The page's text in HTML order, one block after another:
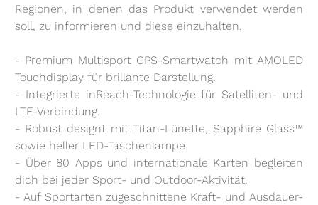
Regionen, in denen das Produkt verwendet werden
soll, zu informieren und diese einzuhalten.
- Premium Multisport GPS-Smartwatch mit AMOLED
Touchdisplay für brillante Darstellung.
- Integrierte inReach-Technologie für Satelliten- und
LTE-Verbindung.
- Robust designt mit Titan-Lünette, Sapphire Glass™
sowie heller LED-Taschenlampe.
- Über 80 Apps und internationale Karten begleiten
dich bei jeder Sport- und Outdoor-Aktivität.
- Auf Sportarten zugeschnittene Kraft- und Ausdauer-